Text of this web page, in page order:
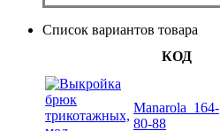
Список вариантов товара
КОД
Manarola_164-
80-88